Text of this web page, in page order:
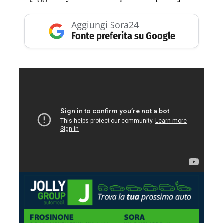
Aggiungi Sora24
Fonte preferita su Google